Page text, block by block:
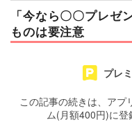
「今なら〇〇プレゼ
ものは要注意
プレ
この記事の続きは、アプ
ム(月額400円)に登